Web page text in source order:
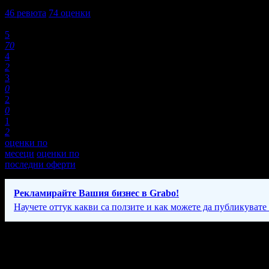
46 ревюта 74 оценки
5
70
4
2
3
0
2
0
1
2
оценки по
месеци оценки по
последни оферти
Рекламирайте Вашия бизнес в Grabo!
Научете оттук какви са ползите и как можете да публикувате